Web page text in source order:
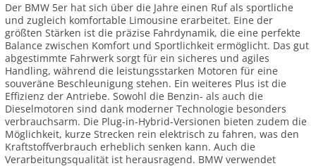
Der BMW 5er hat sich über die Jahre einen Ruf als sportliche
und zugleich komfortable Limousine erarbeitet. Eine der
größten Stärken ist die präzise Fahrdynamik, die eine perfekte
Balance zwischen Komfort und Sportlichkeit ermöglicht. Das gut
abgestimmte Fahrwerk sorgt für ein sicheres und agiles
Handling, während die leistungsstarken Motoren für eine
souveräne Beschleunigung stehen. Ein weiteres Plus ist die
Effizienz der Antriebe. Sowohl die Benzin- als auch die
Dieselmotoren sind dank moderner Technologie besonders
verbrauchsarm. Die Plug-in-Hybrid-Versionen bieten zudem die
Möglichkeit, kurze Strecken rein elektrisch zu fahren, was den
Kraftstoffverbrauch erheblich senken kann. Auch die
Verarbeitungsqualität ist herausragend. BMW verwendet